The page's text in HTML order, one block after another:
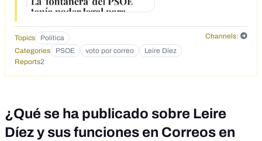
Topics Política
Channels:
Categories
PSOE voto por correo
Leire Díez
Reports2
¿Qué se ha publicado sobre Leire
Díez y sus funciones en Correos en